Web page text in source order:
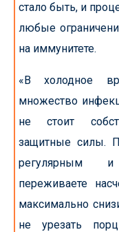
стало быть, и
любые
на иммунитете.
«В холодное
множество
не стоит
защитные силы.
регулярным и
переживаете
максимально
не урезать